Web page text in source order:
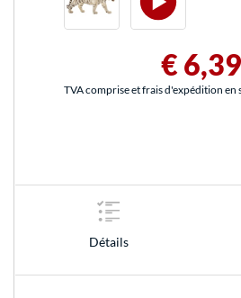
€ 6,39
TVA comprise et frais d'expédition en
Détails